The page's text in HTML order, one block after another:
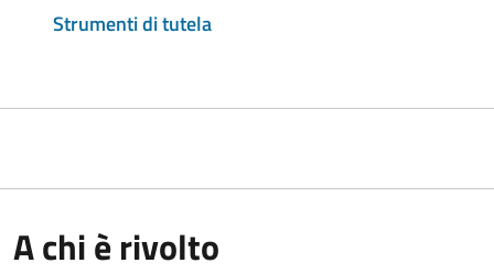
Strumenti di tutela
A chi è rivolto